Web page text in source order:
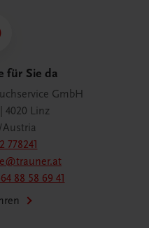
für Sie da
GmbH
4020 Linz
778241
88 58 69 41